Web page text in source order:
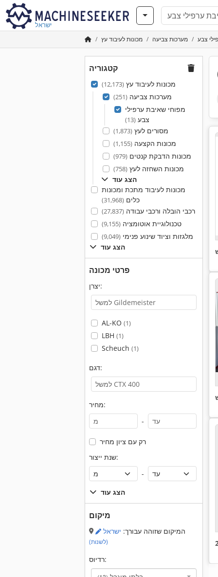
ישראל
מכונות לעיבוד עץ מערכות צביעה צבע
קטגוריה
מכונות לעיבוד עץ(12,173)
מערכות צביעה(251)
מפוחי שאיבת ערפילי
צבע(13)
מסורים לעץ(1,873)
מכונות הקצעה(1,155)
מכונות הדבקת קנטים(979)
מכונות השחזה לעץ(758)
הצג עוד
מכונות לעיבוד מתכת ומכונות
כלים(31,968)
רכבי הובלה ורכבי עבודה(27,837)
טכנולוגיית אוטומציה(9,155)
מלגזות וציוד שינוע פנימי(9,049)
הצג עוד
פרטי מכונה
יצרן:
AL-KO (1)
LBH (1)
Scheuch (1)
דגם:
מחיר:
-
רק עם ציון מחיר
שנת ייצור:
-
הצג עוד
מיקום
המיקום שזוהה עבורך: ישראל
(לשנות)
רדיוס: